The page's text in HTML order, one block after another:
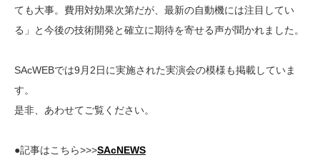
ても大事。費用対効果次第だが、最新の自動機には注目してい
る」と今後の技術開発と確立に期待を寄せる声が聞かれました。
SAcWEBでは9月2日に実施された実演会の模様も掲載していま
す。
是非、あわせてご覧ください。
●記事はこちら>>>SAcNEWS